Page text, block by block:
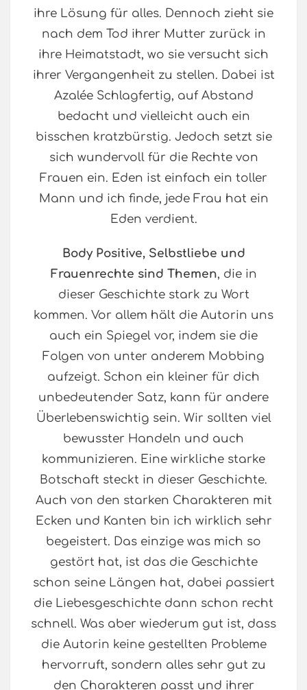
ihre Lösung für alles. Dennoch zieht sie
nach dem Tod ihrer Mutter zurück in
ihre Heimatstadt, wo sie versucht sich
ihrer Vergangenheit zu stellen. Dabei ist
Azalée Schlagfertig, auf Abstand
bedacht und vielleicht auch ein
bisschen kratzbürstig. Jedoch setzt sie
sich wundervoll für die Rechte von
Frauen ein. Eden ist einfach ein toller
Mann und ich finde, jede Frau hat ein
Eden verdient.
Body Positive, Selbstliebe und
Frauenrechte sind Themen, die in
dieser Geschichte stark zu Wort
kommen. Vor allem hält die Autorin uns
auch ein Spiegel vor, indem sie die
Folgen von unter anderem Mobbing
aufzeigt. Schon ein kleiner für dich
unbedeutender Satz, kann für andere
Überlebenswichtig sein. Wir sollten viel
bewusster Handeln und auch
kommunizieren. Eine wirkliche starke
Botschaft steckt in dieser Geschichte.
Auch von den starken Charakteren mit
Ecken und Kanten bin ich wirklich sehr
begeistert. Das einzige was mich so
gestört hat, ist das die Geschichte
schon seine Längen hat, dabei passiert
die Liebesgeschichte dann schon recht
schnell. Was aber wiederum gut ist, dass
die Autorin keine gestellten Probleme
hervorruft, sondern alles sehr gut zu
den Charakteren passt und ihrer